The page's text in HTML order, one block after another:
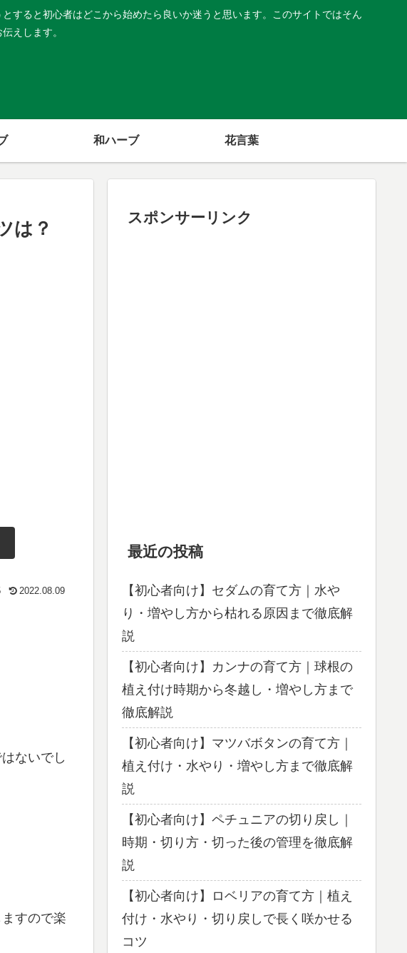
すると初心者はどこから始めたら良いか迷うと思います。このサイトではそん
えします。
和ハーブ 花言葉
は？
2022.08.09
ないでし
すので楽
スポンサーリンク
最近の投稿
【初心者向け】セダムの育て方｜水や
り・増やし方から枯れる原因まで徹底解
説
【初心者向け】カンナの育て方｜球根の
植え付け時期から冬越し・増やし方まで
徹底解説
【初心者向け】マツバボタンの育て方｜
植え付け・水やり・増やし方まで徹底解
説
【初心者向け】ペチュニアの切り戻し｜
時期・切り方・切った後の管理を徹底解
説
【初心者向け】ロベリアの育て方｜植え
付け・水やり・切り戻しで長く咲かせる
コツ